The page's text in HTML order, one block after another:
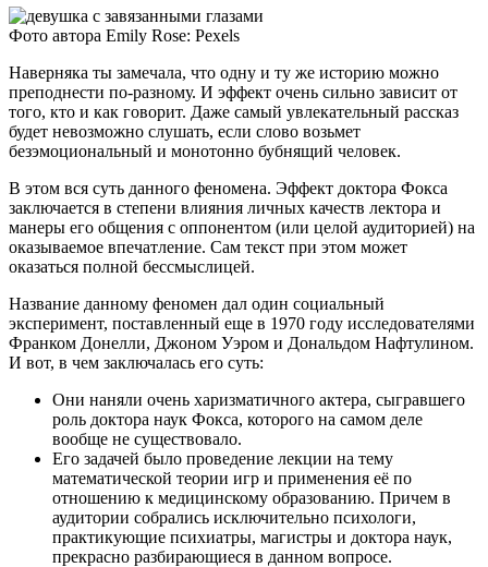
Фото автора Emily Rose: Pexels
Наверняка ты замечала, что одну и ту же историю можно
преподнести по-разному. И эффект очень сильно зависит от
того, кто и как говорит. Даже самый увлекательный рассказ
будет невозможно слушать, если слово возьмет
безэмоциональный и монотонно бубнящий человек.
В этом вся суть данного феномена. Эффект доктора Фокса
заключается в степени влияния личных качеств лектора и
манеры его общения с оппонентом (или целой аудиторией) на
оказываемое впечатление. Сам текст при этом может
оказаться полной бессмыслицей.
Название данному феномен дал один социальный
эксперимент, поставленный еще в 1970 году исследователями
Франком Донелли, Джоном Уэром и Дональдом Нафтулином.
И вот, в чем заключалась его суть:
Они наняли очень харизматичного актера, сыгравшего
роль доктора наук Фокса, которого на самом деле
вообще не существовало.
Его задачей было проведение лекции на тему
математической теории игр и применения её по
отношению к медицинскому образованию. Причем в
аудитории собрались исключительно психологи,
практикующие психиатры, магистры и доктора наук,
прекрасно разбирающиеся в данном вопросе.